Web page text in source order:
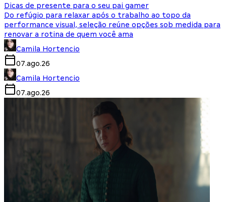
Dicas de presente para o seu pai gamer
Do refúgio para relaxar após o trabalho ao topo da
performance visual, seleção reúne opções sob medida para
renovar a rotina de quem você ama
Camila Hortencio
07.ago.26
Camila Hortencio
07.ago.26